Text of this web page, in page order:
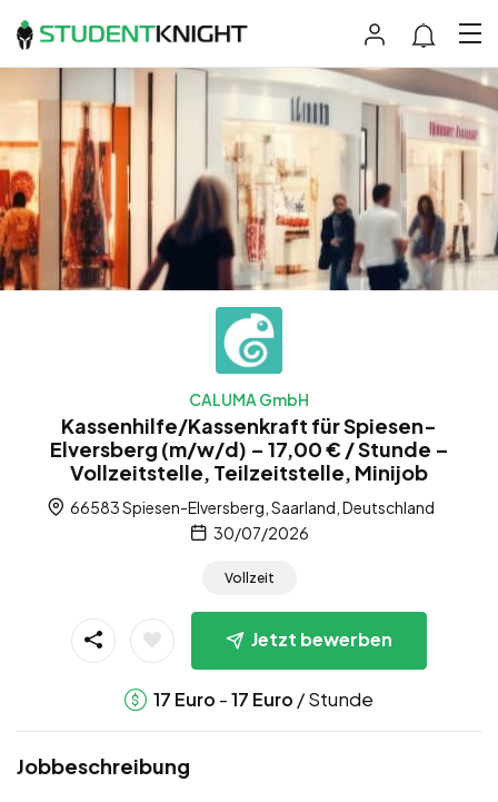
CALUMA GmbH
Kassenhilfe/Kassenkraft für Spiesen-
Elversberg (m/w/d) – 17,00 € / Stunde –
Vollzeitstelle, Teilzeitstelle, Minijob
66583 Spiesen-Elversberg, Saarland, Deutschland
30/07/2026
Vollzeit
Jetzt bewerben
17 Euro -17 Euro / Stunde
Jobbeschreibung